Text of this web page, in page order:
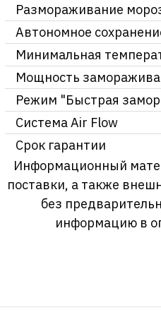
Размораживание
Автономное
Минимальная
Мощность
Режим "Быстрая
Система Air Flow
Срок гарантии
Информационный
поставки, а также
без
информацию в